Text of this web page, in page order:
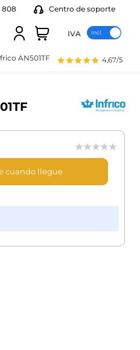
808 Centro de soporte
IVA
4,67/5
AN501TF
cuando llegue